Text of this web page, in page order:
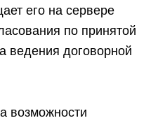
его на сервере
по принятой
ведения договорной
возможности